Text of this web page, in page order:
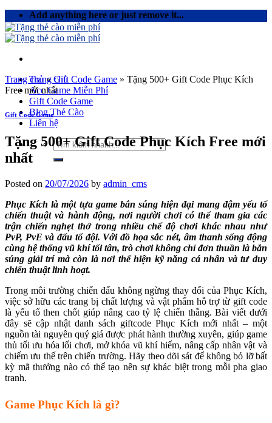
Skip
to
content
Add anything here or just remove it...
Trang chủ
Acc Game Miễn Phí
Gift Code Game
Blog Thẻ Cào
Liên hệ
Trang chủ»Gift Code Game » Tặng 500+ Gift Code Phục Kích
Free mới nhất
Gift Code Game
Tặng 500+ Gift Code Phục Kích Free mới
nhất
Posted on 20/07/2026 by admin_cms
Phục Kích là một tựa game bắn súng hiện đại mang đậm yếu tố
chiến thuật và hành động, nơi người chơi có thể tham gia các
trận chiến nghẹt thở trong nhiều chế độ chơi khác nhau như
PvP, PvE và đấu tổ đội. Với đồ họa sắc nét, âm thanh sống động
cùng hệ thống vũ khí tối tân, trò chơi không chỉ đơn thuần là bắn
súng giải trí mà còn là nơi thể hiện kỹ năng cá nhân và tư duy
chiến thuật linh hoạt.
Trong môi trường chiến đấu không ngừng thay đổi của Phục Kích,
việc sở hữu các trang bị chất lượng và vật phẩm hỗ trợ từ gift code
là yếu tố then chốt giúp nâng cao tỷ lệ chiến thắng. Bài viết dưới
đây sẽ cập nhật danh sách giftcode Phục Kích mới nhất – một
nguồn tài nguyên quý giá được phát hành thường xuyên, giúp game
thủ tối ưu hóa lối chơi, mở khóa vũ khí hiếm, nâng cấp nhân vật và
chiếm ưu thế trên chiến trường. Hãy theo dõi sát để không bỏ lỡ bất
kỳ mã thưởng nào có thể tạo nên sự khác biệt trong mỗi pha giao
tranh.
Game Phục Kích là gì?